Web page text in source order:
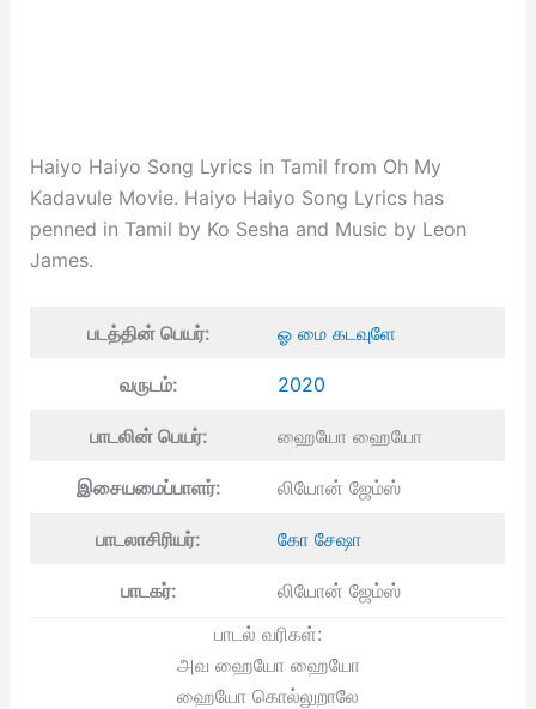
Haiyo Haiyo Song Lyrics in Tamil from Oh My
Kadavule Movie. Haiyo Haiyo Song Lyrics has
penned in Tamil by Ko Sesha and Music by Leon
James.
படத்தின் பெயர்: ஓ மை கடவுளே
வருடம்: 2020
பாடலின் பெயர்: ஹையோ ஹையோ
இசையமைப்பாளர்: லியோன் ஜேம்ஸ்
பாடலாசிரியர்: கோ சேஷா
பாடகர்:
லியோன் ஜேம்ஸ்
பாடல் வரிகள்:
அவ ஹையோ ஹையோ
ஹையோ கொல்லுறாலே